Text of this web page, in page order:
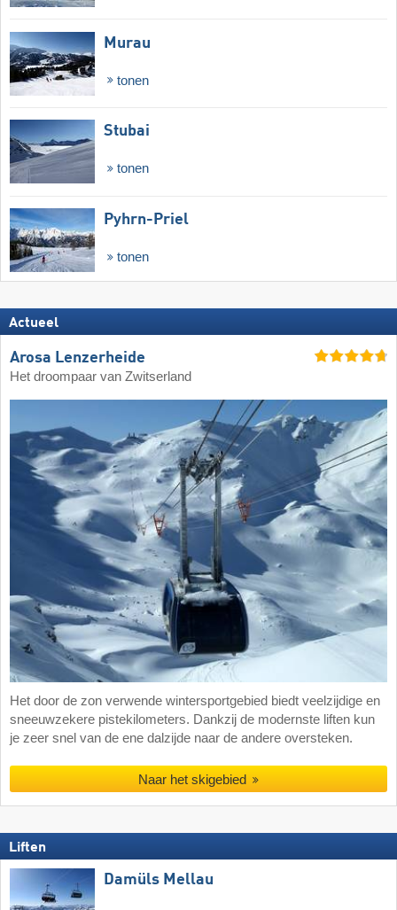
Murau
tonen
Stubai
tonen
Pyhrn-Priel
tonen
Actueel
Arosa Lenzerheide
Het droompaar van Zwitserland
Het door de zon verwende wintersportgebied biedt veelzijdige en
sneeuwzekere pistekilometers. Dankzij de modernste liften kun
je zeer snel van de ene dalzijde naar de andere oversteken.
Naar het skigebied
Liften
Damüls Mellau